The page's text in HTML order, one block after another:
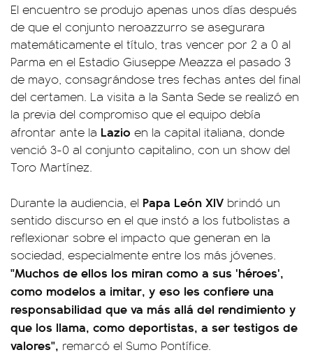
El encuentro se produjo apenas unos días después
de que el conjunto neroazzurro se asegurara
matemáticamente el título, tras vencer por 2 a 0 al
Parma en el Estadio Giuseppe Meazza el pasado 3
de mayo, consagrándose tres fechas antes del final
del certamen. La visita a la Santa Sede se realizó en
la previa del compromiso que el equipo debía
afrontar ante la Lazio en la capital italiana, donde
venció 3-0 al conjunto capitalino, con un show del
Toro Martínez.
Durante la audiencia, el Papa León XIV brindó un
sentido discurso en el que instó a los futbolistas a
reflexionar sobre el impacto que generan en la
sociedad, especialmente entre los más jóvenes.
"Muchos de ellos los miran como a sus 'héroes',
como modelos a imitar, y eso les confiere una
responsabilidad que va más allá del rendimiento y
que los llama, como deportistas, a ser testigos de
valores", remarcó el Sumo Pontífice.